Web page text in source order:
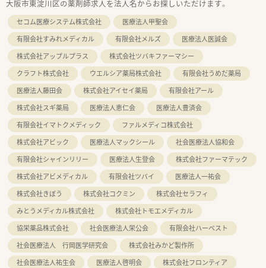
大阪市東淀川区の薬剤師求人を法人名からお探しいただけます。
セコム医療システム株式会社
医療法人甲聖会
有限会社すみれメディカル
有限会社メルズ
医療法人医誠会
株式会社アップルプラス
株式会社ツバキファーマシー
クラフト株式会社
ウエルシア薬局株式会社
有限会社うめだ薬局
医療法人藤田会
株式会社アイセイ薬局
有限会社アール
株式会社スギ薬局
医療法人恵仁会
医療法人豊済会
有限会社イマトクメディック
ファルメディコ株式会社
株式会社アビック
医療法人マックシール
社会医療法人協和会
有限会社シャインリリー
医療法人生登会
株式会社ファーマテック
株式会社アビメディカル
有限会社ツバイ
医療法人一祐会
株式会社きぼう
株式会社コクミン
株式会社セラフィ
みとうメディカル株式会社
株式会社トモエメディカル
協栄薬品株式会社
社会医療法人栄公会
有限会社ハーベスト
社会医療法人 行岡医学研究会
株式会社みかど製作所
社会医療法人祐生会
医療法人啓明会
株式会社フロンティア